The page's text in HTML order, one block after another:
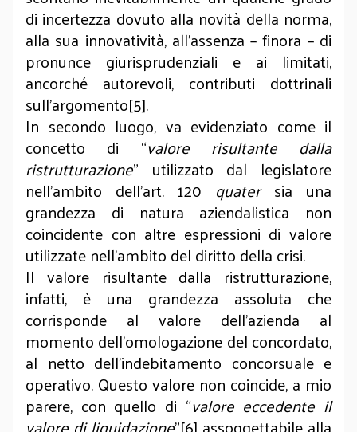
di incertezza dovuto alla novità della norma,
alla sua innovatività, all’assenza – finora – di
pronunce giurisprudenziali e ai limitati,
ancorché autorevoli, contributi dottrinali
sull’argomento[5].
In secondo luogo, va evidenziato come il
concetto di “valore risultante dalla
ristrutturazione” utilizzato dal legislatore
nell’ambito dell’art. 120 quatersia una
grandezza di natura aziendalistica non
coincidente con altre espressioni di valore
utilizzate nell’ambito del diritto della crisi.
Il valore risultante dalla ristrutturazione,
infatti, è una grandezza assoluta che
corrisponde al valore dell’azienda al
momento dell’omologazione del concordato,
al netto dell’indebitamento concorsuale e
operativo. Questo valore non coincide, a mio
parere, con quello di “valore eccedente il